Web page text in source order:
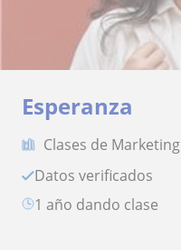
Esperanza
Clases de Marketing
Datos verificados
1 año dando clase